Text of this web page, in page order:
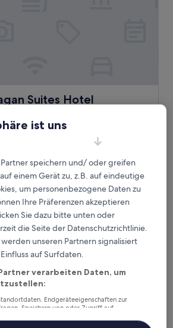
Suites Hotel
Suites Hotel
entfernt
Der
Preis
beträgt
139 €
139 €
inkl. Steuern & Gebühren
25. Aug.–26. Aug.
ist uns
Partner speichern und/ oder greifen
einem Gerät zu, z.B. auf eindeutige
um personenbezogene Daten zu
Ihre Präferenzen akzeptieren
Sie dazu bitte unten oder
die Seite der Datenschutzrichtlinie.
unseren Partnern signalisiert
auf Surfdaten.
verarbeiten Daten, um
Endgeräteeigenschaften zur
Speichern von oder Zugriff auf
und der Performance von Inhalten,